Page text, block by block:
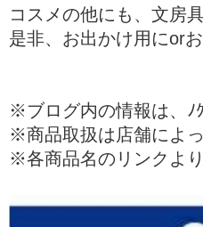
コスメの他にも、文房
是非、お出かけ用にor
※ブログ内の情報は、ﾉ
※商品取扱は店舗によっ
※各商品名のリンクよ